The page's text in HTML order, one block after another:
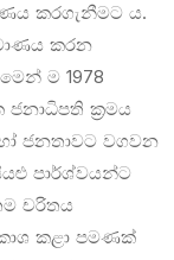
කරගැනීමට ය.
කරන
ම 1978
ක්‍රමය
ජනතාවට වගවන
පාර්ශ්වයන්ට
චරිතය
කළා පමණක්